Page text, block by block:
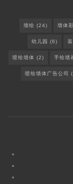
墙绘 (24) 墙体
幼儿园 (6)
喷绘墙体 (2) 手绘墙
喷绘墙体广告公司